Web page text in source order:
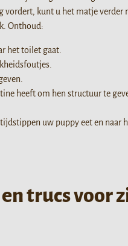
kunt u het matje verder
Onthoud:
het toilet gaat.
heeft om hen structuur te
uw puppy eet en naar
trucs